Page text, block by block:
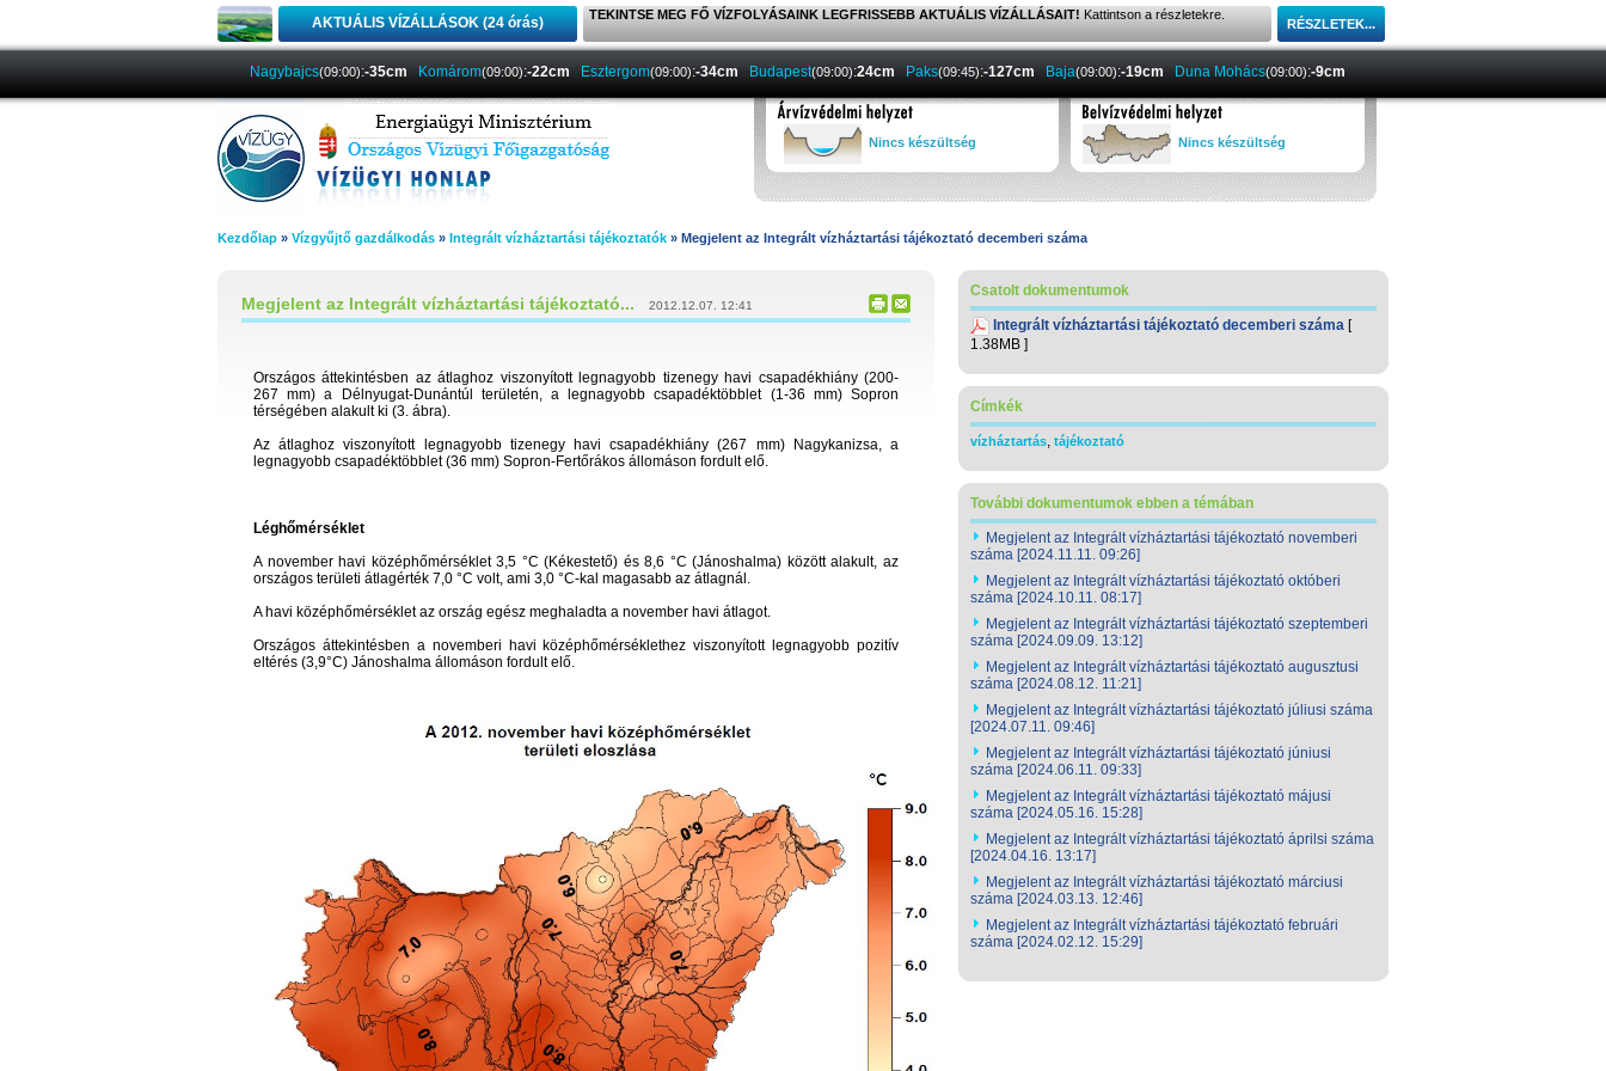
AKTUÁLIS VÍZÁLLÁSOK (24 órás) TEKINTSE MEG FŐ VÍZFOLYÁSAINK LEGFRISSEBB AKTUÁLIS VÍZÁLLÁSAIT! Kattintson a részletekre.
Nagybajcs(09:00):-35cm Komárom(09:00):-22cm Esztergom(09:00):-34cm Budapest(09:00):24cm Paks(09:45):-127cm Baja(09:00):-19cm Duna Mohács(09:00):-9cm
Nincs készültség Nincs készültség
Kezdőlap » Vízgyűjtő gazdálkodás » Integrált vízháztartási tájékoztatók » Megjelent az Integrált vízháztartási tájékoztató decemberi száma
Csatolt dokumentumok
Integrált vízháztartási tájékoztató decemberi száma [
1.38MB ]
Címkék
vízháztartás, tájékoztató
További dokumentumok ebben a témában
Megjelent az Integrált vízháztartási tájékoztató novemberi
száma [2024.11.11. 09:26]
Megjelent az Integrált vízháztartási tájékoztató októberi
száma [2024.10.11. 08:17]
Megjelent az Integrált vízháztartási tájékoztató szeptemberi
száma [2024.09.09. 13:12]
Megjelent az Integrált vízháztartási tájékoztató augusztusi
száma [2024.08.12. 11:21]
Megjelent az Integrált vízháztartási tájékoztató júliusi száma
[2024.07.11. 09:46]
Megjelent az Integrált vízháztartási tájékoztató júniusi
száma [2024.06.11. 09:33]
Megjelent az Integrált vízháztartási tájékoztató májusi
száma [2024.05.16. 15:28]
Megjelent az Integrált vízháztartási tájékoztató áprilsi száma
[2024.04.16. 13:17]
Megjelent az Integrált vízháztartási tájékoztató márciusi
száma [2024.03.13. 12:46]
Megjelent az Integrált vízháztartási tájékoztató februári
száma [2024.02.12. 15:29]
Megjelent az Integrált vízháztartási tájékoztató... 2012.12.07. 12:41
Országos áttekintésben az átlaghoz viszonyított legnagyobb tizenegy havi csapadékhiány (200-
267 mm) a Délnyugat-Dunántúl területén, a legnagyobb csapadéktöbblet (1-36 mm) Sopron
térségében alakult ki (3. ábra).
Az átlaghoz viszonyított legnagyobb tizenegy havi csapadékhiány (267 mm) Nagykanizsa, a
legnagyobb csapadéktöbblet (36 mm) Sopron-Fertőrákos állomáson fordult elő.
Léghőmérséklet
A november havi középhőmérséklet 3,5 °C (Kékestető) és 8,6 °C (Jánoshalma) között alakult, az
országos területi átlagérték 7,0 °C volt, ami 3,0 °C-kal magasabb az átlagnál.
A havi középhőmérséklet az ország egész meghaladta a november havi átlagot.
Országos áttekintésben a novemberi havi középhőmérséklethez viszonyított legnagyobb pozitív
eltérés (3,9°C) Jánoshalma állomáson fordult elő.